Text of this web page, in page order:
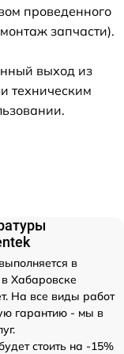
проведенного
запчасти).
выход из
техническим
выполняется в
Хабаровске
На все виды работ
гарантию - мы в
стоить на -15%